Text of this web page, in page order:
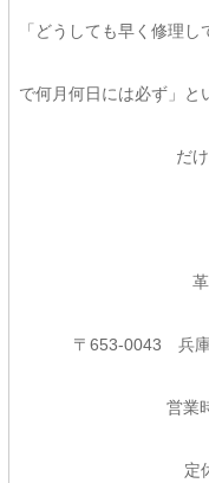
「どうしても早く修理
で何月何日には必ず」と
だ
〒653-0043 兵
営業
定